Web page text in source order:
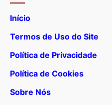
Início
Termos de Uso do Site
Política de Privacidade
Política de Cookies
Sobre Nós